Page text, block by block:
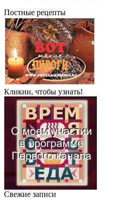
Постные рецепты
Кликни, чтобы узнать!
Свежие записи